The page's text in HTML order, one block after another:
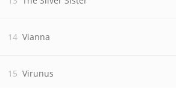
Vianna
Virunus